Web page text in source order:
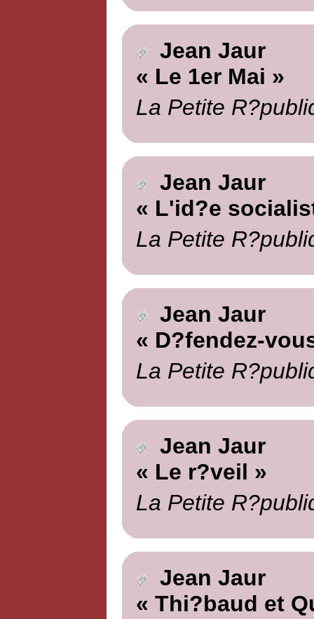
Jean Jaur
« Le 1er Mai »
La Petite
Jean Jaur
« L'id?e
La Petite
Jean Jaur
« D?fendez-
La Petite
Jean Jaur
« Le r?veil »
La Petite
Jean Jaur
« Thi?baud et